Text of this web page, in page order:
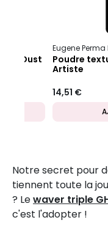
Volume & Maintien
Dust
Poudre
Artiste
14,51 €
Notre secret pour
tiennent toute la
? Lewaver triple
c'est l'adopter !